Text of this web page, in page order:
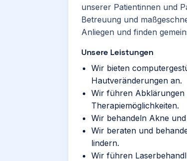
unserer Patientinnen und
Betreuung und
Anliegen und finden
Unsere Leistungen
Wir bieten
Hautveränderungen an.
Wir führen Abklärungen
Therapiemöglichkeiten.
Wir behandeln Akne
Wir beraten und
lindern.
Wir führen